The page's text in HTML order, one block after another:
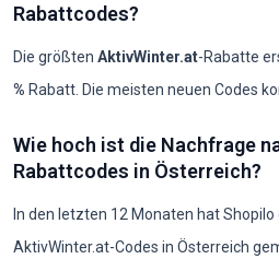
Rabattcodes?
Die größten AktivWinter.at-Rabatte
% Rabatt. Die meisten neuen Codes
Monat Neue CodesMax. RabattMin.
2025-080 - -
2025-100 - -
2025-120 - -
Wie hoch ist die Nachfrage
Rabattcodes in Österreich?
In den letzten 12 Monaten hat
AktivWinter.at-Codes in Österreich